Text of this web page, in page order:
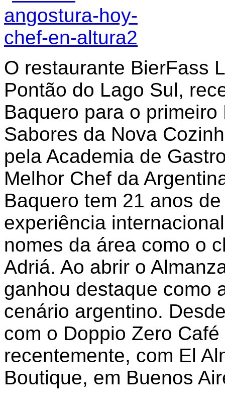
O restaurante BierFass
Pontão do Lago Sul,
Baquero para o
Sabores da Nova
pela Academia de
Melhor Chef da
Baquero tem 21 anos
experiência
nomes da área como o
Adriá. Ao abrir o
ganhou destaque como
cenário argentino.
com o Doppio Zero
recentemente, com El
Boutique, em Buenos